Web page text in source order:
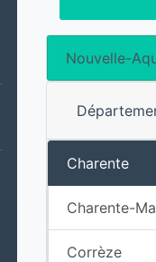
Nouvelle-
Charente
Charente-
Corrèze